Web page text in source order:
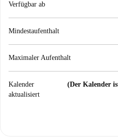
Verfügbar ab
Mindestaufenthalt
Maximaler Aufenthalt
Kalender
aktualisiert
(Der Kalender